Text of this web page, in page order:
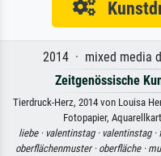
2014 · mixed media
Zeitgenössische
Tierdruck-Herz, 2014 von Louisa
Fotopapier,
liebe · valentinstag · valentinstag ·
oberflächenmuster · oberfläche ·